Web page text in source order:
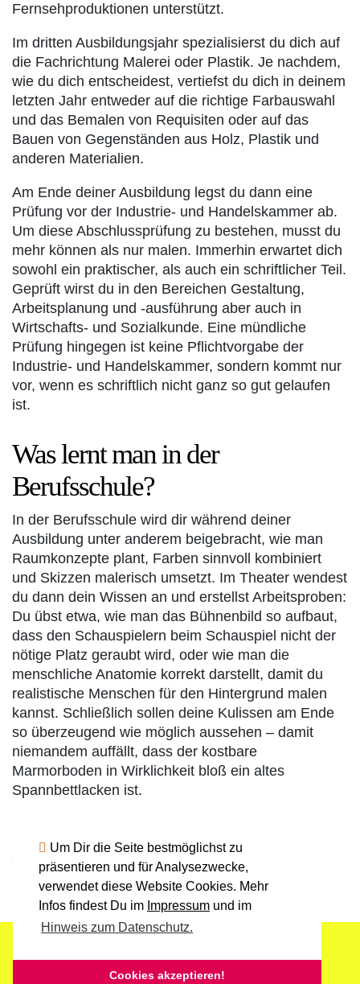
Um Dir die Seite bestmöglichst zu
präsentieren und für Analysezwecke,
verwendet diese Website Cookies. Mehr
Infos findest Du im Impressum und im
Hinweis zum Datenschutz.
Cookies akzeptieren!
Fernsehproduktionen unterstützt.
Im dritten Ausbildungsjahr spezialisierst du dich auf
die Fachrichtung Malerei oder Plastik. Je nachdem,
wie du dich entscheidest, vertiefst du dich in deinem
letzten Jahr entweder auf die richtige Farbauswahl
und das Bemalen von Requisiten oder auf das
Bauen von Gegenständen aus Holz, Plastik und
anderen Materialien.
Am Ende deiner Ausbildung legst du dann eine
Prüfung vor der Industrie- und Handelskammer ab.
Um diese Abschlussprüfung zu bestehen, musst du
mehr können als nur malen. Immerhin erwartet dich
sowohl ein praktischer, als auch ein schriftlicher Teil.
Geprüft wirst du in den Bereichen Gestaltung,
Arbeitsplanung und -ausführung aber auch in
Wirtschafts- und Sozialkunde. Eine mündliche
Prüfung hingegen ist keine Pflichtvorgabe der
Industrie- und Handelskammer, sondern kommt nur
vor, wenn es schriftlich nicht ganz so gut gelaufen
ist.
Was lernt man in der
Berufsschule?
In der Berufsschule wird dir während deiner
Ausbildung unter anderem beigebracht, wie man
Raumkonzepte plant, Farben sinnvoll kombiniert
und Skizzen malerisch umsetzt. Im Theater wendest
du dann dein Wissen an und erstellst Arbeitsproben:
Du übst etwa, wie man das Bühnenbild so aufbaut,
dass den Schauspielern beim Schauspiel nicht der
nötige Platz geraubt wird, oder wie man die
menschliche Anatomie korrekt darstellt, damit du
realistische Menschen für den Hintergrund malen
kannst. Schließlich sollen deine Kulissen am Ende
so überzeugend wie möglich aussehen – damit
niemandem auffällt, dass der kostbare
Marmorboden in Wirklichkeit bloß ein altes
Spannbettlacken ist.
Quelle: www.ausbildung.de
Powered by:Kreis­hand­werker­schaft Stuttgart